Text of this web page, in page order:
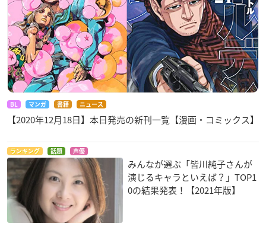
450円（税抜）／全3種
・ポストカード（5枚セット）
750円（税抜）
景品・特典
会場にてエポスカードで3,000円（税
込）以上購入（※1会計につき1回）す
①「直筆サイン入りキャラファインボ
ード」が当たる抽選会に参加できま
す。
②「オリジナルしおり（全5種ランダ
BL マンガ 書籍 ニュース
【2020年12月18日】本日発売の新刊一覧【漫画・コミックス】
ランキング 話題 声優
みんなが選ぶ「皆川純子さんが
演じるキャラといえば？」TOP1
0の結果発表！【2021年版】